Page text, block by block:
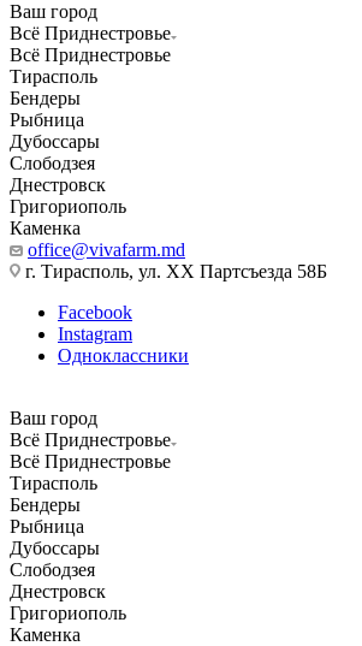
Ваш город
Всё Приднестровье
Всё Приднестровье
Тирасполь
Бендеры
Рыбница
Дубоссары
Слободзея
Днестровск
Григориополь
Каменка
office@vivafarm.md
г. Тирасполь, ул. ХХ Партсъезда 58Б
Facebook
Instagram
Одноклассники
Ваш город
Всё Приднестровье
Всё Приднестровье
Тирасполь
Бендеры
Рыбница
Дубоссары
Слободзея
Днестровск
Григориополь
Каменка